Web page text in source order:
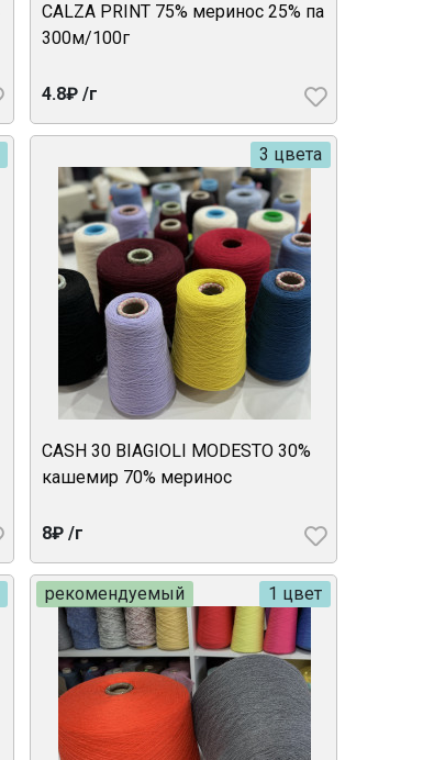
CALZA PRINT 75% меринос 25% па
300м/100г
4.8₽ /г
CASH 30 BIAGIOLI MODESTO 30%
кашемир 70% меринос
8₽ /г
3 цвета
рекомендуемый 1 цвет